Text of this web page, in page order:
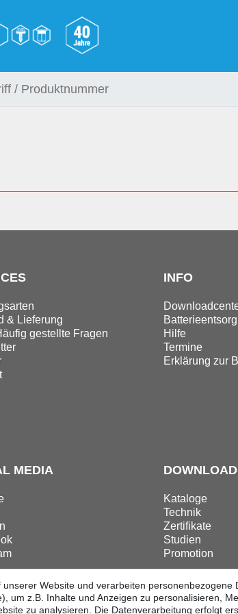
& Lieferung
gestellte Fragen
INFO
Hilfe
Termine
Erklärung zur
MEDIA
Kataloge
Technik
Zertifikate
Studien
Promotion
Impressum Datenschutzerklärung
Website und verarbeiten personenbezogene
um z.B. Inhalte und Anzeigen zu personalisieren,
zu analysieren. Die Datenverarbeitung erfolgt